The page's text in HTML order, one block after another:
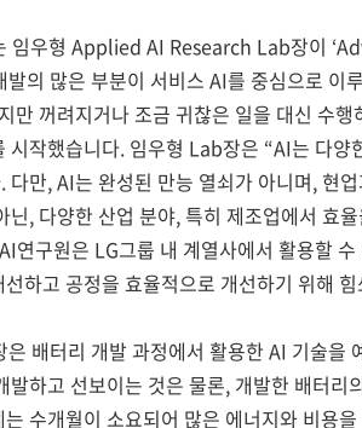
임우형 Applied AI Research Lab장이
의 많은 부분이 서비스 AI를 중심으로 이
만 꺼려지거나 조금 귀찮은 일을 대신 수
시작했습니다. 임우형 Lab장은 “AI는 다
다만, AI는 완성된 만능 열쇠가 아니며, 현
닌, 다양한 산업 분야, 특히 제조업에서 효
연구원은 LG그룹 내 계열사에서 활용할
하고 공정을 효율적으로 개선하기 위해
배터리 개발 과정에서 활용한 AI 기술을
발하고 선보이는 것은 물론, 개발한 배터
수개월이 소요되어 많은 에너지와 비용